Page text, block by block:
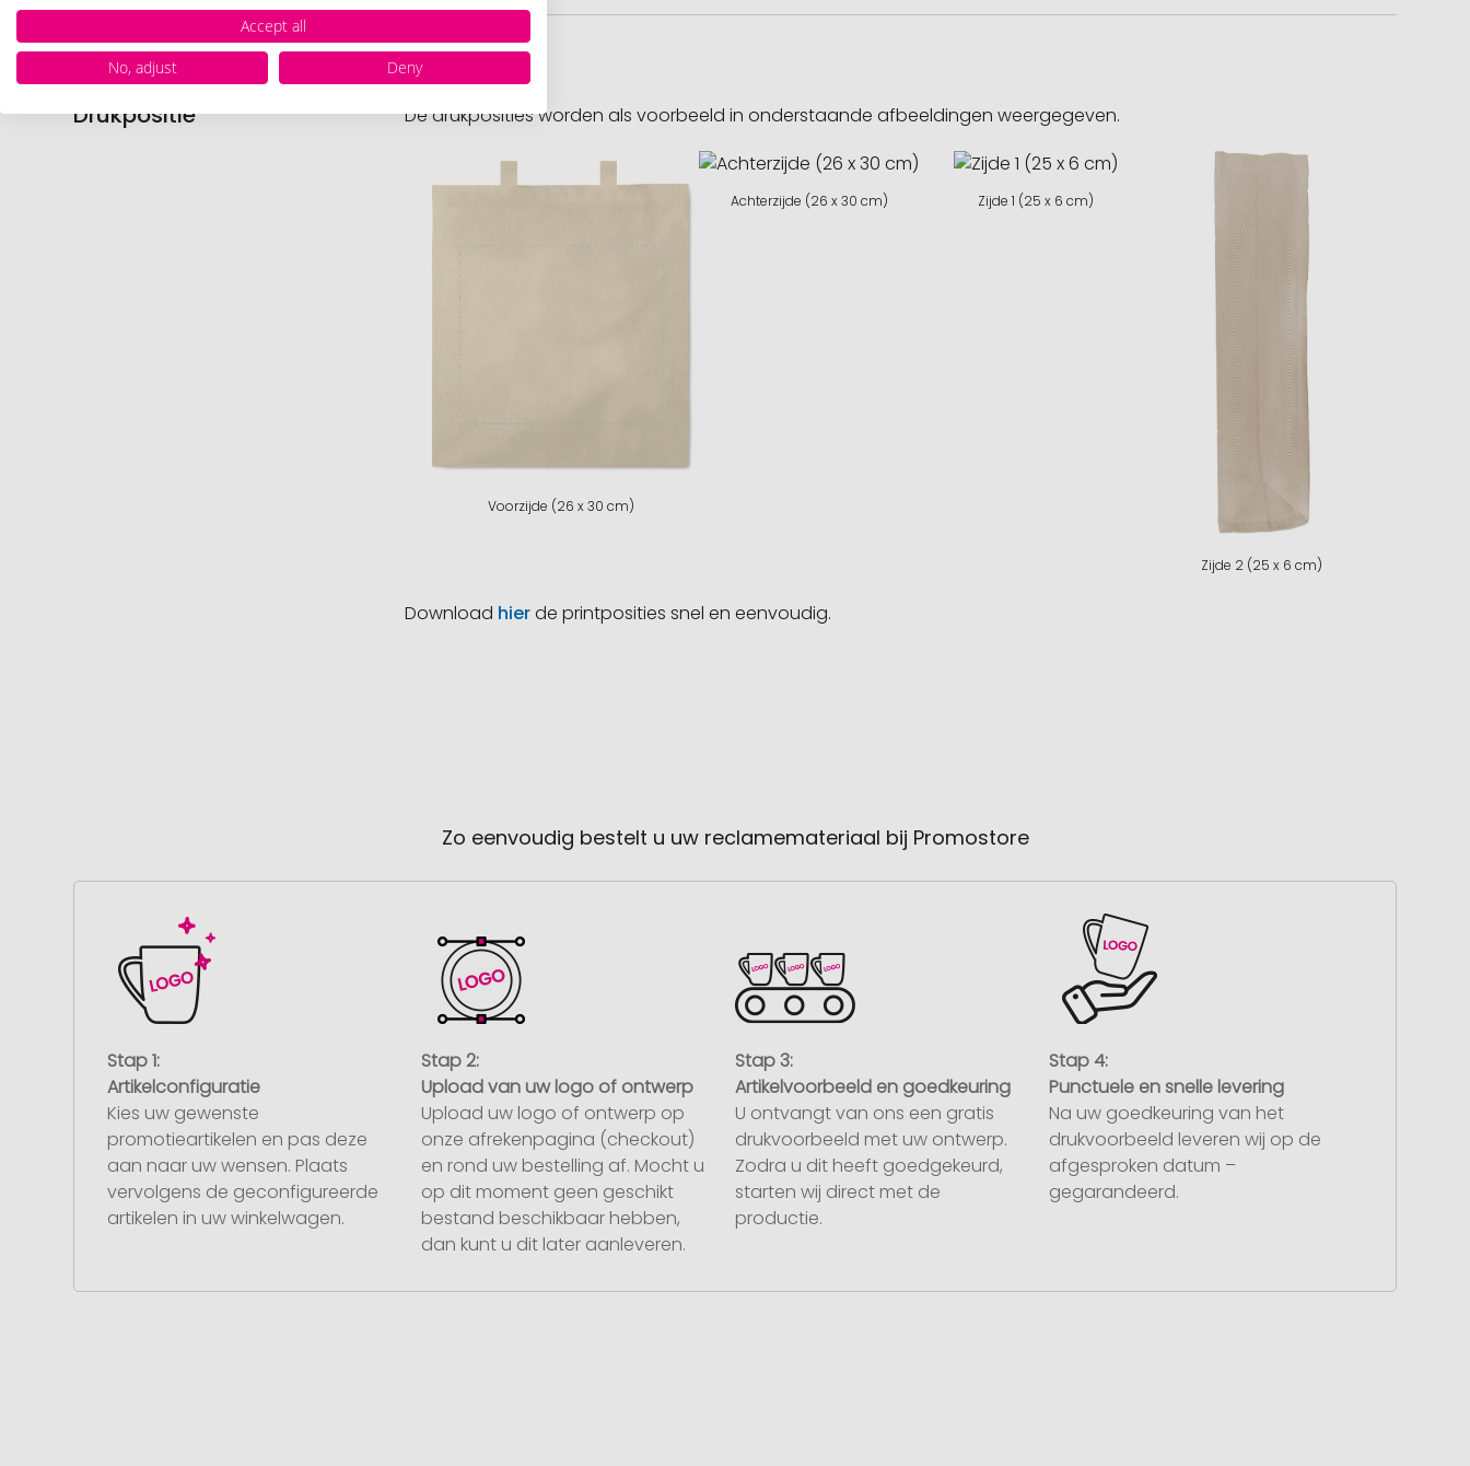
Drukpositie De drukposities worden als voorbeeld in onderstaande afbeeldingen weergegeven.
Voorzijde (26 x 30 cm)
Achterzijde (26 x 30 cm) Zijde 1 (25 x 6 cm)
Zijde 2 (25 x 6 cm)
Download hierde printposities snel en eenvoudig.
Zo eenvoudig bestelt u uw reclamemateriaal bij Promostore
Stap 1:
Artikelconfiguratie
Kies uw gewenste
promotieartikelen en pas deze
aan naar uw wensen. Plaats
vervolgens de geconfigureerde
artikelen in uw winkelwagen.
Stap 2:
Upload van uw logo of ontwerp
Upload uw logo of ontwerp op
onze afrekenpagina (checkout)
en rond uw bestelling af. Mocht u
op dit moment geen geschikt
bestand beschikbaar hebben,
dan kunt u dit later aanleveren.
Stap 3:
Artikelvoorbeeld en goedkeuring
U ontvangt van ons een gratis
drukvoorbeeld met uw ontwerp.
Zodra u dit heeft goedgekeurd,
starten wij direct met de
productie.
Stap 4:
Punctuele en snelle levering
Na uw goedkeuring van het
drukvoorbeeld leveren wij op de
afgesproken datum –
gegarandeerd.
Accept all
No, adjust
Deny